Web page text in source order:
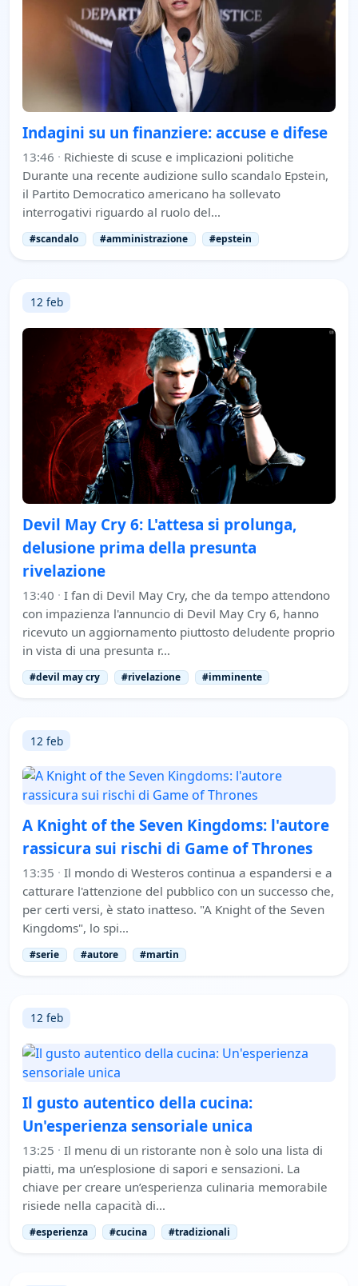
Indagini su un finanziere: accuse e difese
13:46 · Richieste di scuse e implicazioni politiche
Durante una recente audizione sullo scandalo Epstein,
il Partito Democratico americano ha sollevato
interrogativi riguardo al ruolo del…
#scandalo #amministrazione #epstein
12 feb
Devil May Cry 6: L'attesa si prolunga,
delusione prima della presunta
rivelazione
13:40 · I fan di Devil May Cry, che da tempo attendono
con impazienza l'annuncio di Devil May Cry 6, hanno
ricevuto un aggiornamento piuttosto deludente proprio
in vista di una presunta r…
#devil may cry #rivelazione #imminente
12 feb
A Knight of the Seven Kingdoms: l'autore
rassicura sui rischi di Game of Thrones
13:35 · Il mondo di Westeros continua a espandersi e a
catturare l'attenzione del pubblico con un successo che,
per certi versi, è stato inatteso. "A Knight of the Seven
Kingdoms", lo spi…
#serie #autore #martin
12 feb
Il gusto autentico della cucina:
Un'esperienza sensoriale unica
13:25 · Il menu di un ristorante non è solo una lista di
piatti, ma un’esplosione di sapori e sensazioni. La
chiave per creare un’esperienza culinaria memorabile
risiede nella capacità di…
#esperienza #cucina #tradizionali